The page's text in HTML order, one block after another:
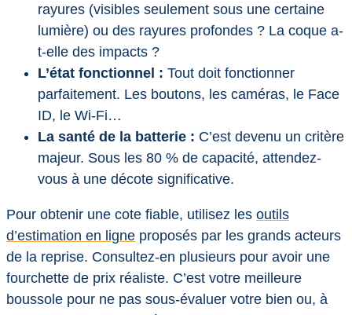
rayures (visibles seulement sous une certaine
lumière) ou des rayures profondes ? La coque a-
t-elle des impacts ?
L’état fonctionnel : Tout doit fonctionner
parfaitement. Les boutons, les caméras, le Face
ID, le Wi-Fi…
La santé de la batterie : C’est devenu un critère
majeur. Sous les 80 % de capacité, attendez-
vous à une décote significative.
Pour obtenir une cote fiable, utilisez les outils
d’estimation en ligne proposés par les grands acteurs
de la reprise. Consultez-en plusieurs pour avoir une
fourchette de prix réaliste. C’est votre meilleure
boussole pour ne pas sous-évaluer votre bien ou, à